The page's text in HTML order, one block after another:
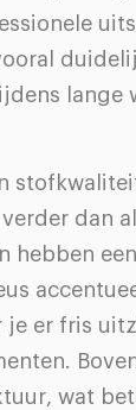
lange
dan
hebben
je er fris
wat